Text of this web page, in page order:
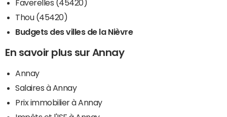
Faverelles (45420)
Thou (45420)
Budgets des villes de la Nièvre
En savoir plus sur Annay
Annay
Salaires à Annay
Prix immobilier à Annay